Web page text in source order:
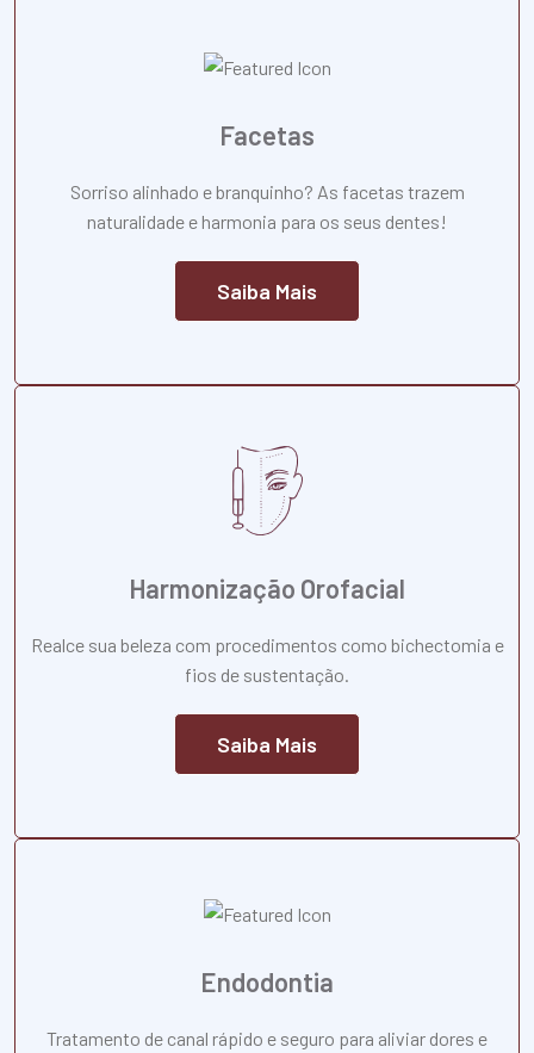
Facetas
Sorriso alinhado e branquinho? As facetas trazem
naturalidade e harmonia para os seus dentes!
Saiba Mais
Harmonização Orofacial
Realce sua beleza com procedimentos como bichectomia e
fios de sustentação.
Saiba Mais
Endodontia
Tratamento de canal rápido e seguro para aliviar dores e